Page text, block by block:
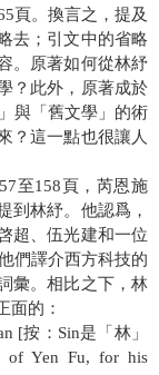
頁。換言之，提及
去；引文中的省略
。原著如何從林紓
？此外，原著成於
與「舊文學」的術
？這一點也很讓人
158頁，芮恩施
到林紓。他認爲，
超、伍光建和一位
們譯介西方科技的
彙。相比之下，林
面的：
[按：Sin是「林」
Yen Fu, for his